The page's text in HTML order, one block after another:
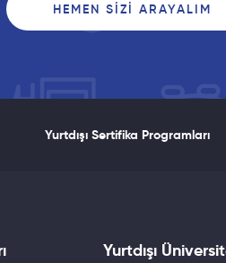
HEMEN SIZI ARAYALIM
Yurtdışı Sertifika Programları
Yurtdışı